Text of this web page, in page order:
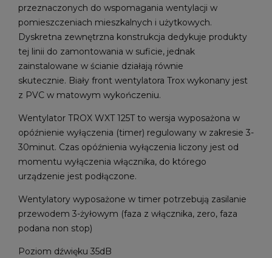
przeznaczonych do wspomagania wentylacji w
pomieszczeniach mieszkalnych i użytkowych.
Dyskretna zewnętrzna konstrukcja dedykuje produkty
tej linii do zamontowania w suficie, jednak
zainstalowane w ścianie działają równie
skutecznie. Biały front wentylatora Trox wykonany jest
z PVC w matowym wykończeniu.
Wentylator TROX WXT 125T to wersja wyposażona w
opóźnienie wyłączenia (timer) regulowany w zakresie 3-
30minut. Czas opóźnienia wyłączenia liczony jest od
momentu wyłączenia włącznika, do którego
urządzenie jest podłączone.
Wentylatory wyposażone w timer potrzebują zasilanie
przewodem 3-żyłowym (faza z włącznika, zero, faza
podana non stop)
Poziom dźwięku 35dB